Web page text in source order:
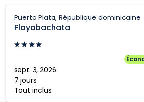
Puerto Plata, République dominicaine
Playabachata
sept. 3, 2026
7 jours
Tout inclus
Puerto
Plata,
République